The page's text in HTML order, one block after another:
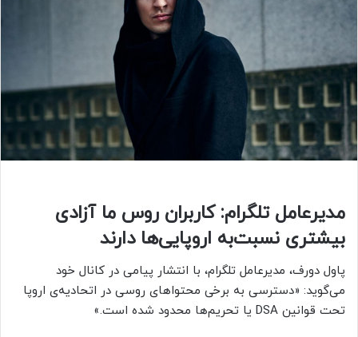
مدیرعامل تلگرام: کاربران روس ما آزادی
بیشتری نسبت‌به اروپایی‌ها دارند
پاول دورف، مدیرعامل تلگرام، با انتشار پیامی در کانال خود
می‌گوید: «دسترسی به برخی محتواهای روسی در اتحادیه‌ی اروپا
تحت قوانین DSA یا تحریم‌ها محدود شده است.»